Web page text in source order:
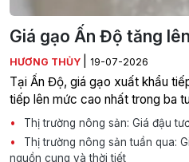
Giá gạo Ấn Độ tăng
HƯƠNG THỦY 19-07-2026
Tại Ấn Độ, giá gạo xuất khẩu
tiếp lên mức cao nhất trong ba
Thị trường nông sản: Giá đậu
Thị trường nông sản tuần qua:
nguồn cung và thời tiết